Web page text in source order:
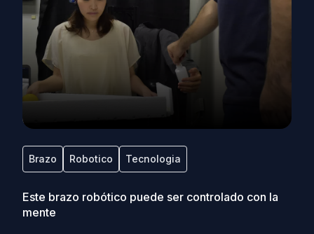
Brazo Robotico Tecnologia
Este brazo robótico puede ser controlado con la
mente